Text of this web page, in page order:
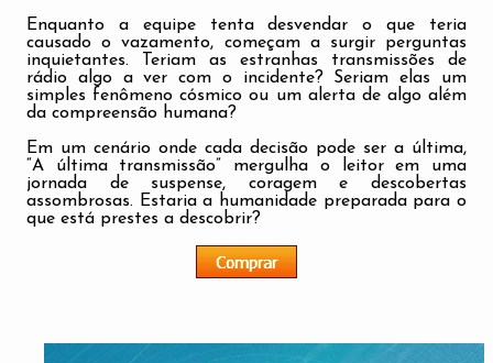
Enquanto a equipe tenta desvendar o que teria
causado o vazamento, começam a surgir perguntas
inquietantes. Teriam as estranhas transmissões de
rádio algo a ver com o incidente? Seriam elas um
simples fenômeno cósmico ou um alerta de algo além
da compreensão humana?
Em um cenário onde cada decisão pode ser a última,
“A última transmissão” mergulha o leitor em uma
jornada de suspense, coragem e descobertas
assombrosas. Estaria a humanidade preparada para o
que está prestes a descobrir?